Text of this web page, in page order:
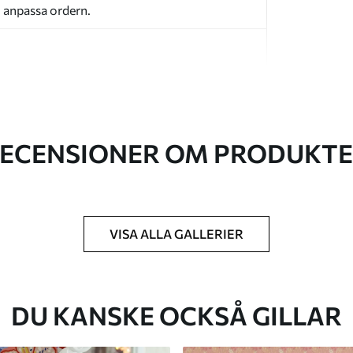
ordern.
har angett och skärs i identiska remsor
och/eller tapetlim.
med en mjuk svamp. Tapeter med
OM
VISA ALLA GALLERIER
DU KANSKE OCKSÅ GILLAR